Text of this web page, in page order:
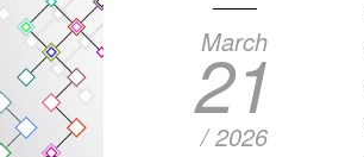
March
21
/ 2026